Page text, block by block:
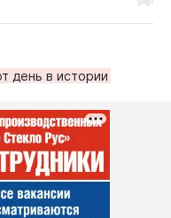
день в истории